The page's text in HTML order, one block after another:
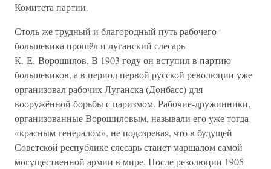
Комитета партии.
Столь же трудный и благородный путь рабочего-
большевика прошёл и луганский слесарь
К. Е. Ворошилов. В 1903 году он вступил в партию
большевиков, а в период первой русской революции уже
организовал рабочих Луганска (Донбасс) для
вооружённой борьбы с царизмом. Рабочие-дружинники,
организованные Ворошиловым, называли его уже тогда
«красным генералом», не подозревая, что в будущей
Советской республике слесарь станет маршалом самой
могущественной армии в мире. После резолюции 1905